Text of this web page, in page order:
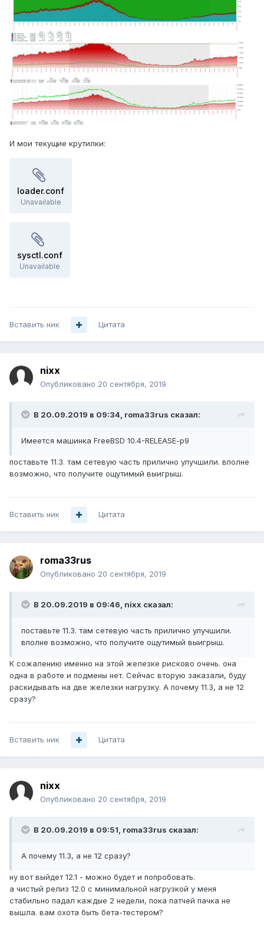
И мои текущие крутилки:
loader.conf
Unavailable
sysctl.conf
Unavailable
Вставить ник Цитата
nixx
Опубликовано 20 сентября, 2019
В 20.09.2019 в 09:34, roma33rus сказал:
Имеется машинка FreeBSD 10.4-RELEASE-p9
поставьте 11.3. там сетевую часть прилично улучшили. вполне
возможно, что получите ощутимый выигрыш.
Вставить ник Цитата
roma33rus
Опубликовано 20 сентября, 2019
В 20.09.2019 в 09:46, nixx сказал:
поставьте 11.3. там сетевую часть прилично улучшили.
вполне возможно, что получите ощутимый выигрыш.
К сожалению именно на этой железке рисково очень. она
одна в работе и подмены нет. Сейчас вторую заказали, буду
раскидывать на две железки нагрузку. А почему 11.3, а не 12
сразу?
Вставить ник Цитата
nixx
Опубликовано 20 сентября, 2019
В 20.09.2019 в 09:51, roma33rus сказал:
А почему 11.3, а не 12 сразу?
ну вот выйдет 12.1 - можно будет и попробовать.
а чистый релиз 12.0 с минимальной нагрузкой у меня
стабильно падал каждые 2 недели, пока патчей пачка не
вышла. вам охота быть бета-тестером?